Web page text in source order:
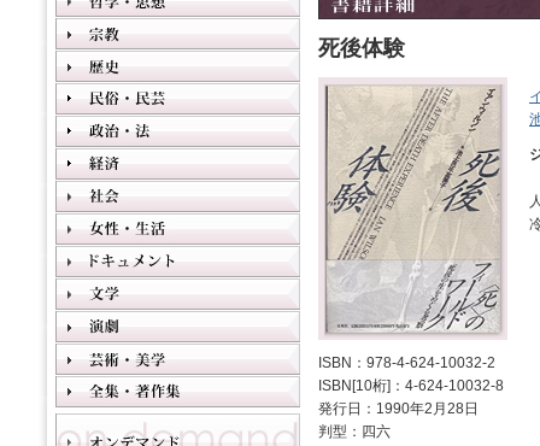
死後体験
ISBN：978-4-624-10032-2
ISBN[10桁]：4-624-10032-8
発行日：1990年2月28日
判型：四六